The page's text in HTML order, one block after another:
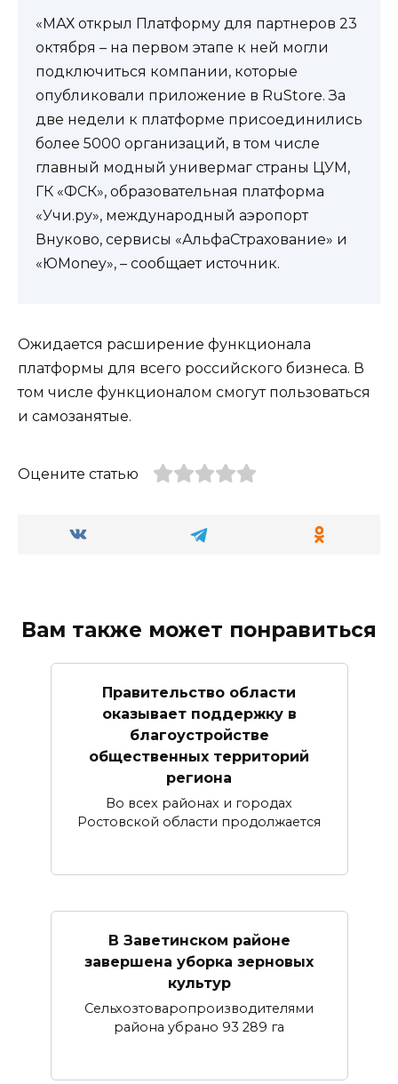
«МАХ открыл Платформу для партнеров 23
октября – на первом этапе к ней могли
подключиться компании, которые
опубликовали приложение в RuStore. За
две недели к платформе присоединились
более 5000 организаций, в том числе
главный модный универмаг страны ЦУМ,
ГК «ФСК», образовательная платформа
«Учи.ру», международный аэропорт
Внуково, сервисы «АльфаСтрахование» и
«ЮMoney», – сообщает источник.
Ожидается расширение функционала
платформы для всего российского бизнеса. В
том числе функционалом смогут пользоваться
и самозанятые.
Оцените статью
Вам также может понравиться
Правительство области
оказывает поддержку в
благоустройстве
общественных территорий
региона
Во всех районах и городах
Ростовской области продолжается
В Заветинском районе
завершена уборка зерновых
культур
Сельхозтоваропроизводителями
района убрано 93 289 га